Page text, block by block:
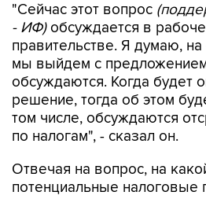
"Сейчас этот вопрос
- ИФ)обсуждается в
правительстве. Я думаю,
мы выйдем с
обсуждаются. Когда будет
решение, тогда об этом
том числе, обсуждаются
по налогам", - сказал он.
Отвечая на вопрос, на
потенциальные налоговые